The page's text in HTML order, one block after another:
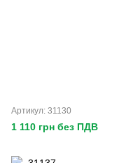
Артикул: 31130
1 110 грн без ПДВ